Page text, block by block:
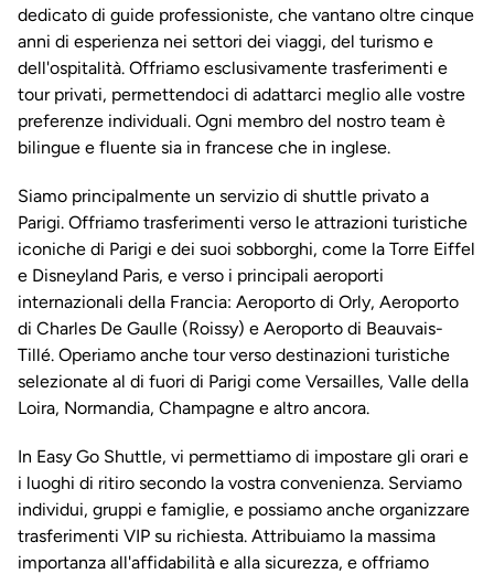
dedicato di guide professioniste, che vantano oltre cinque
anni di esperienza nei settori dei viaggi, del turismo e
dell'ospitalità. Offriamo esclusivamente trasferimenti e
tour privati, permettendoci di adattarci meglio alle vostre
preferenze individuali. Ogni membro del nostro team è
bilingue e fluente sia in francese che in inglese.
Siamo principalmente un servizio di shuttle privato a
Parigi. Offriamo trasferimenti verso le attrazioni turistiche
iconiche di Parigi e dei suoi sobborghi, come la Torre Eiffel
e Disneyland Paris, e verso i principali aeroporti
internazionali della Francia: Aeroporto di Orly, Aeroporto
di Charles De Gaulle (Roissy) e Aeroporto di Beauvais-
Tillé. Operiamo anche tour verso destinazioni turistiche
selezionate al di fuori di Parigi come Versailles, Valle della
Loira, Normandia, Champagne e altro ancora.
In Easy Go Shuttle, vi permettiamo di impostare gli orari e
i luoghi di ritiro secondo la vostra convenienza. Serviamo
individui, gruppi e famiglie, e possiamo anche organizzare
trasferimenti VIP su richiesta. Attribuiamo la massima
importanza all'affidabilità e alla sicurezza, e offriamo